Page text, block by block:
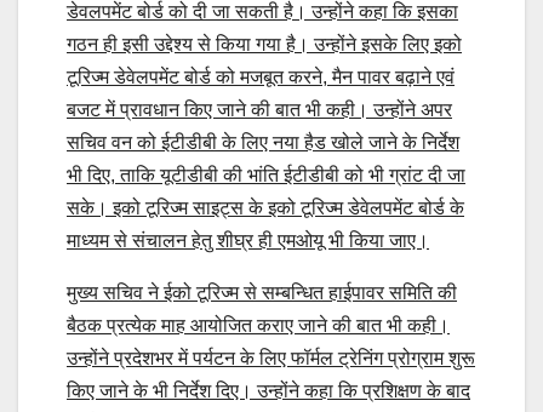
डेवलपमेंट बोर्ड को दी जा सकती है। उन्होंने कहा कि इसका
गठन ही इसी उद्देश्य से किया गया है। उन्होंने इसके लिए इको
टूरिज्म डेवेलपमेंट बोर्ड को मजबूत करने, मैन पावर बढ़ाने एवं
बजट में प्रावधान किए जाने की बात भी कही। उन्होंने अपर
सचिव वन को ईटीडीबी के लिए नया हैड खोले जाने के निर्देश
भी दिए, ताकि यूटीडीबी की भांति ईटीडीबी को भी ग्रांट दी जा
सके। इको टूरिज्म साइट्स के इको टूरिज्म डेवेलपमेंट बोर्ड के
माध्यम से संचालन हेतु शीघ्र ही एमओयू भी किया जाए।
मुख्य सचिव ने ईको टूरिज्म से सम्बन्धित हाईपावर समिति की
बैठक प्रत्येक माह आयोजित कराए जाने की बात भी कही।
उन्होंने प्रदेशभर में पर्यटन के लिए फॉर्मल ट्रेनिंग प्रोग्राम शुरू
किए जाने के भी निर्देश दिए। उन्होंने कहा कि प्रशिक्षण के बाद